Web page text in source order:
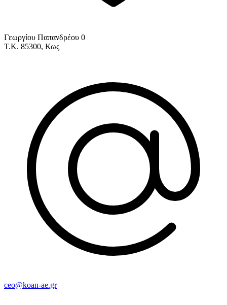
Γεωργίου Παπανδρέου 0
Τ.Κ. 85300, Κως
ceo@koan-ae.gr